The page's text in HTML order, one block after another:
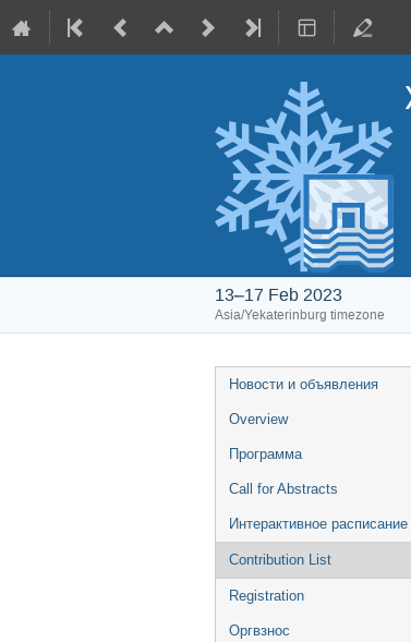
13–17 Feb 2023
Asia/Yekaterinburg timezone
Event
menu
Новости и объявления
Overview
Программа
Call for Abstracts
Интерактивное расписание
Contribution List
Registration
Оргвзнос